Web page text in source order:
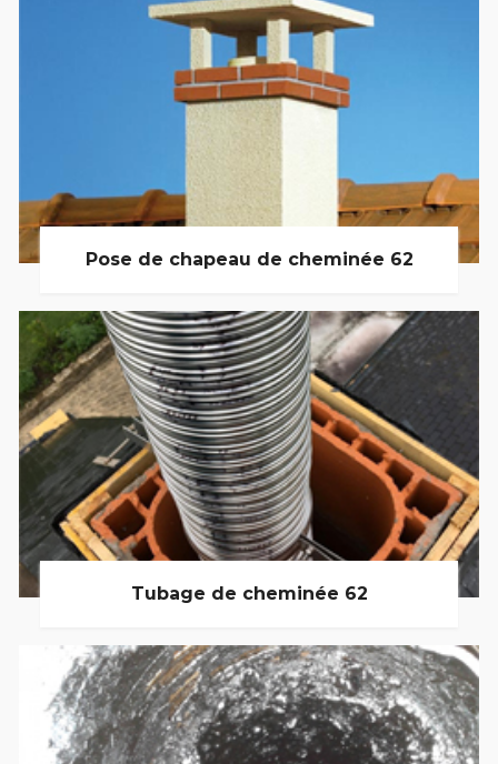
Pose de chapeau de cheminée 62
Tubage de cheminée 62